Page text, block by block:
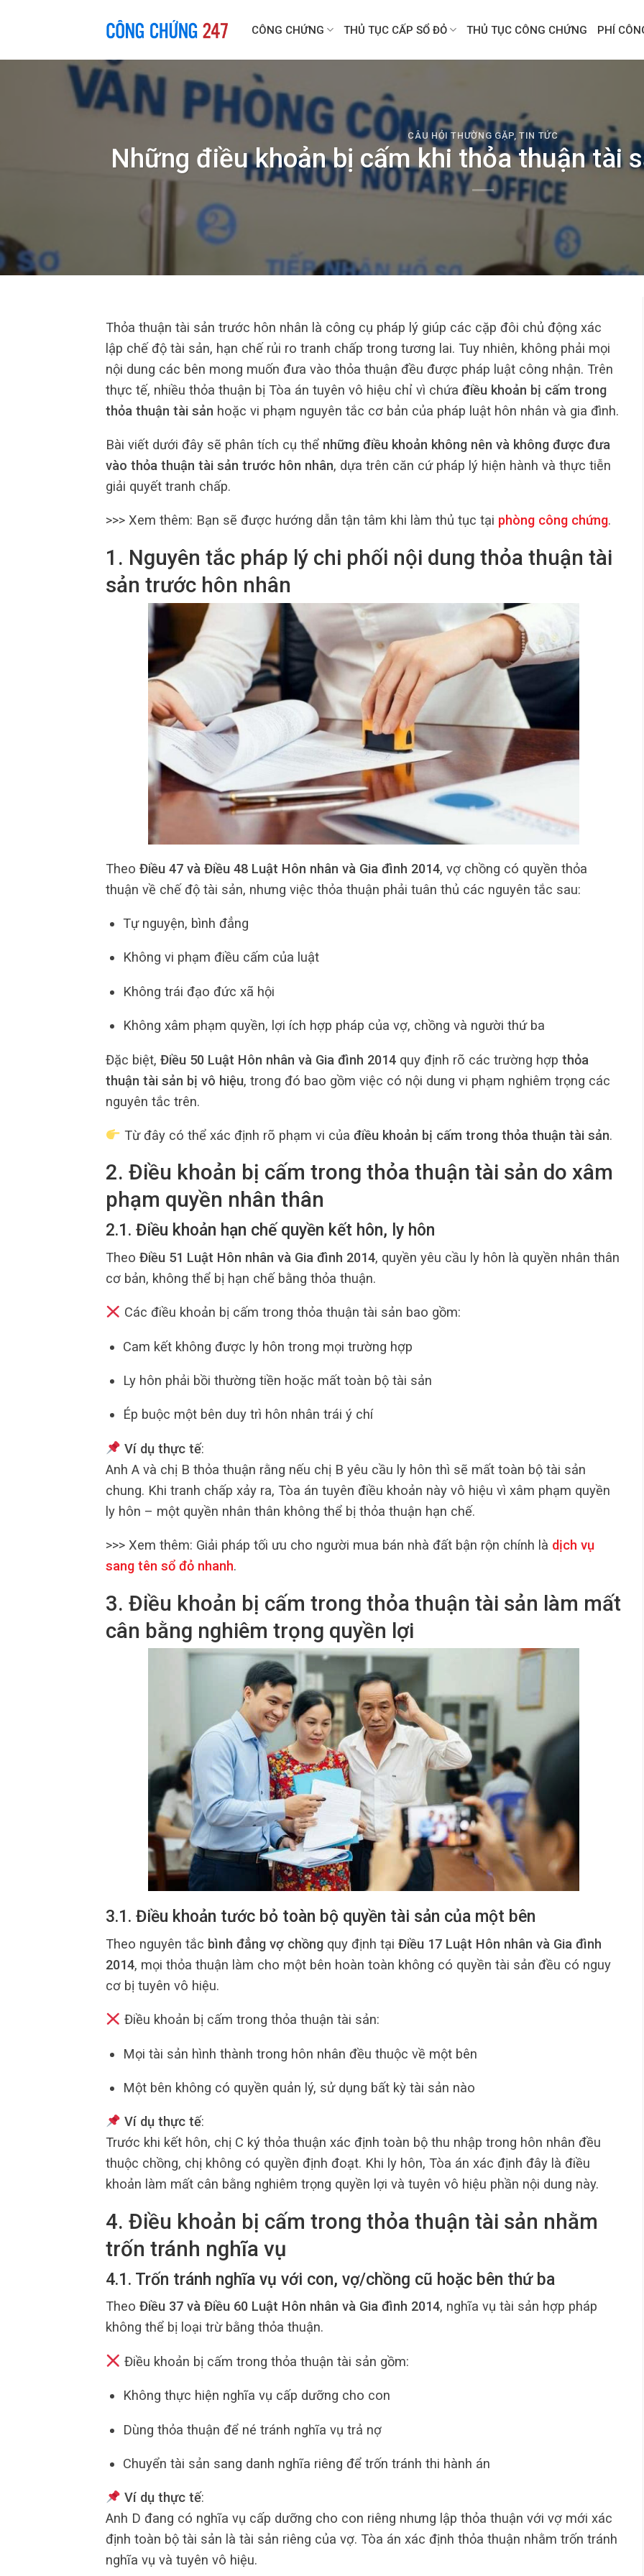
CÔNG CHỨNG THỦ TỤC CẤP SỔ ĐỎ THỦ TỤC CÔNG CHỨNG PHÍ
CÂU HỎI THƯỜNG GẶP,TIN TỨC
Những điều khoản bị cấm khi thỏa thuận tài
Thỏa thuận tài sản trước hôn nhân là công cụ pháp lý giúp các cặp đôi chủ động xác
lập chế độ tài sản, hạn chế rủi ro tranh chấp trong tương lai. Tuy nhiên, không phải mọi
nội dung các bên mong muốn đưa vào thỏa thuận đều được pháp luật công nhận. Trên
thực tế, nhiều thỏa thuận bị Tòa án tuyên vô hiệu chỉ vì chứa điều khoản bị cấm trong
thỏa thuận tài sản hoặc vi phạm nguyên tắc cơ bản của pháp luật hôn nhân và gia đình.
Bài viết dưới đây sẽ phân tích cụ thể những điều khoản không nên và không được đưa
vào thỏa thuận tài sản trước hôn nhân, dựa trên căn cứ pháp lý hiện hành và thực tiễn
giải quyết tranh chấp.
>>> Xem thêm: Bạn sẽ được hướng dẫn tận tâm khi làm thủ tục tại phòng công chứng.
1. Nguyên tắc pháp lý chi phối nội dung thỏa thuận tài
sản trước hôn nhân
Theo Điều 47 và Điều 48 Luật Hôn nhân và Gia đình 2014, vợ chồng có quyền thỏa
thuận về chế độ tài sản, nhưng việc thỏa thuận phải tuân thủ các nguyên tắc sau:
Tự nguyện, bình đẳng
Không vi phạm điều cấm của luật
Không trái đạo đức xã hội
Không xâm phạm quyền, lợi ích hợp pháp của vợ, chồng và người thứ ba
Đặc biệt, Điều 50 Luật Hôn nhân và Gia đình 2014 quy định rõ các trường hợp thỏa
thuận tài sản bị vô hiệu, trong đó bao gồm việc có nội dung vi phạm nghiêm trọng các
nguyên tắc trên.
Từ đây có thể xác định rõ phạm vi của điều khoản bị cấm trong thỏa thuận tài sản.
2. Điều khoản bị cấm trong thỏa thuận tài sản do xâm
phạm quyền nhân thân
2.1. Điều khoản hạn chế quyền kết hôn, ly hôn
Theo Điều 51 Luật Hôn nhân và Gia đình 2014, quyền yêu cầu ly hôn là quyền nhân thân
cơ bản, không thể bị hạn chế bằng thỏa thuận.
Các điều khoản bị cấm trong thỏa thuận tài sản bao gồm:
Cam kết không được ly hôn trong mọi trường hợp
Ly hôn phải bồi thường tiền hoặc mất toàn bộ tài sản
Ép buộc một bên duy trì hôn nhân trái ý chí
Ví dụ thực tế:
Anh A và chị B thỏa thuận rằng nếu chị B yêu cầu ly hôn thì sẽ mất toàn bộ tài sản
chung. Khi tranh chấp xảy ra, Tòa án tuyên điều khoản này vô hiệu vì xâm phạm quyền
ly hôn – một quyền nhân thân không thể bị thỏa thuận hạn chế.
>>> Xem thêm: Giải pháp tối ưu cho người mua bán nhà đất bận rộn chính là dịch vụ
sang tên sổ đỏ nhanh.
3. Điều khoản bị cấm trong thỏa thuận tài sản làm mất
cân bằng nghiêm trọng quyền lợi
3.1. Điều khoản tước bỏ toàn bộ quyền tài sản của một bên
Theo nguyên tắc bình đẳng vợ chồng quy định tại Điều 17 Luật Hôn nhân và Gia đình
2014, mọi thỏa thuận làm cho một bên hoàn toàn không có quyền tài sản đều có nguy
cơ bị tuyên vô hiệu.
Điều khoản bị cấm trong thỏa thuận tài sản:
Mọi tài sản hình thành trong hôn nhân đều thuộc về một bên
Một bên không có quyền quản lý, sử dụng bất kỳ tài sản nào
Ví dụ thực tế:
Trước khi kết hôn, chị C ký thỏa thuận xác định toàn bộ thu nhập trong hôn nhân đều
thuộc chồng, chị không có quyền định đoạt. Khi ly hôn, Tòa án xác định đây là điều
khoản làm mất cân bằng nghiêm trọng quyền lợi và tuyên vô hiệu phần nội dung này.
4. Điều khoản bị cấm trong thỏa thuận tài sản nhằm
trốn tránh nghĩa vụ
4.1. Trốn tránh nghĩa vụ với con, vợ/chồng cũ hoặc bên thứ ba
Theo Điều 37 và Điều 60 Luật Hôn nhân và Gia đình 2014, nghĩa vụ tài sản hợp pháp
không thể bị loại trừ bằng thỏa thuận.
Điều khoản bị cấm trong thỏa thuận tài sản gồm:
Không thực hiện nghĩa vụ cấp dưỡng cho con
Dùng thỏa thuận để né tránh nghĩa vụ trả nợ
Chuyển tài sản sang danh nghĩa riêng để trốn tránh thi hành án
Ví dụ thực tế:
Anh D đang có nghĩa vụ cấp dưỡng cho con riêng nhưng lập thỏa thuận với vợ mới xác
định toàn bộ tài sản là tài sản riêng của vợ. Tòa án xác định thỏa thuận nhằm trốn tránh
nghĩa vụ và tuyên vô hiệu.